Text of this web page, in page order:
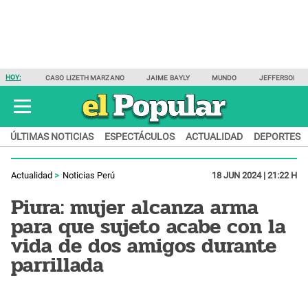
HOY: CASO LIZETH MARZANO JAIME BAYLY MUNDO JEFFERSON
ÚLTIMAS NOTICIAS ESPECTÁCULOS ACTUALIDAD DEPORTES
Actualidad Noticias Perú 18 JUN 2024 | 21:22 H
Piura: mujer alcanza arma
para que sujeto acabe con la
vida de dos amigos durante
parrillada